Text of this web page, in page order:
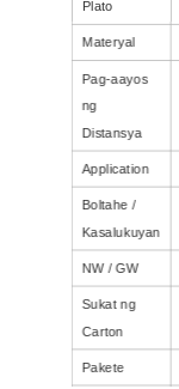
Plato
Materyal
Pag-aayos
ng
Distansya
Application
Boltahe /
Kasalukuyan
NW / GW
Sukat ng
Carton
Pakete